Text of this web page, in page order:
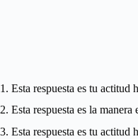
1. Esta respuesta es tu actitud
2. Esta respuesta es la
3. Esta respuesta es tu actitud